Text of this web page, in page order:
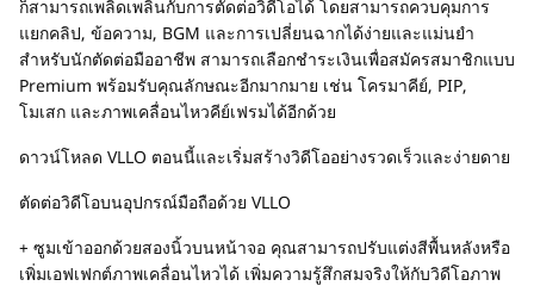
ก็สามารถเพลิดเพลินกับการตัดต่อวิดีโอได้ โดยสามารถควบคุมการ
แยกคลิป, ข้อความ, BGM และการเปลี่ยนฉากได้ง่ายและแม่นยำ
สำหรับนักตัดต่อมืออาชีพ สามารถเลือกชำระเงินเพื่อสมัครสมาชิกแบบ
Premium พร้อมรับคุณลักษณะอีกมากมาย เช่น โครมาคีย์, PIP,
โมเสก และภาพเคลื่อนไหวคีย์เฟรมได้อีกด้วย
ดาวน์โหลด VLLO ตอนนี้และเริ่มสร้างวิดีโออย่างรวดเร็วและง่ายดาย
ตัดต่อวิดีโอบนอุปกรณ์มือถือด้วย VLLO
+ ซูมเข้าออกด้วยสองนิ้วบนหน้าจอ คุณสามารถปรับแต่งสีพื้นหลังหรือ
เพิ่มเอฟเฟกต์ภาพเคลื่อนไหวได้ เพิ่มความรู้สึกสมจริงให้กับวิดีโอภาพ